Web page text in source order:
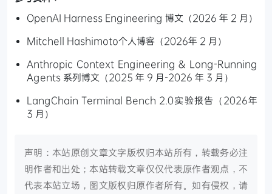
OpenAI Harness Engineering 博文（2026 年 2 月）
Mitchell Hashimoto个人博客（2026年 2 月）
Anthropic Context Engineering & Long-Running
Agents 系列博文（2025 年 9 月-2026 年 3 月）
LangChain Terminal Bench 2.0实验报告（2026年
3 月）
声明：本站原创文章文字版权归本站所有，转载务必注
明作者和出处；本站转载文章仅仅代表原作者观点，不
代表本站立场，图文版权归原作者所有。如有侵权，请